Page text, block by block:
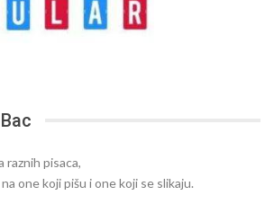
raznih pisaca,
one koji pišu i one koji se slikaju.